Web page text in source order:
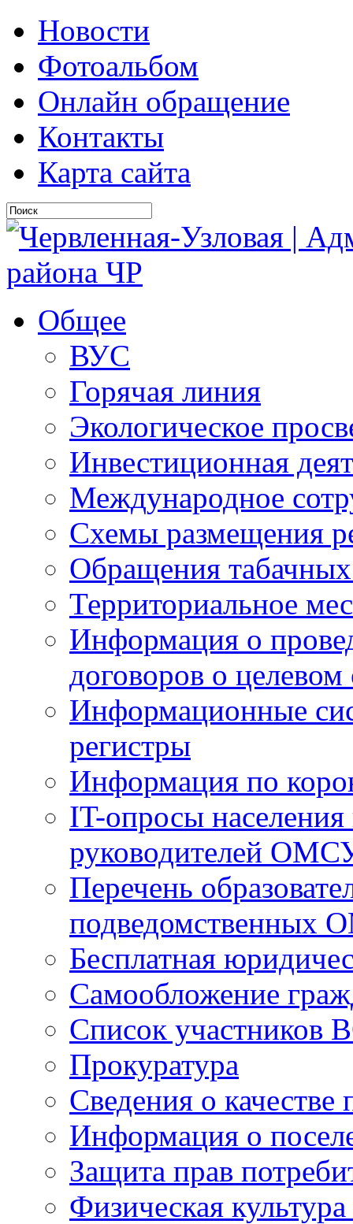
Новости
Фотоальбом
Онлайн обращение
Контакты
Карта сайта
Общее
ВУС
Горячая линия
Экологическое
Инвестиционная
Международное
Схемы размещения
Обращения
Территориальное
Информация о
договоров о
Информационные
регистры
Информация по
IT-опросы населения
руководителей
Перечень
подведомственных
Бесплатная
Самообложение
Список участников
Прокуратура
Сведения о качестве
Информация о
Защита прав
Физическая